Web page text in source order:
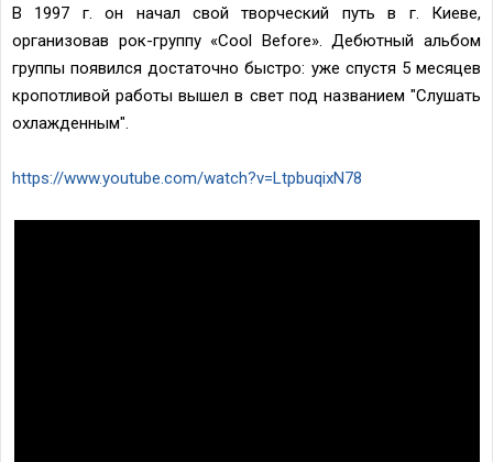
В 1997 г. он начал свой творческий путь в г. Киеве,
организовав poк-группу «Cool Before». Дебютный альбом
группы появился достаточно быстро: уже спустя 5 месяцев
кропотливой работы вышел в свет под названием "Слушать
охлажденным".
https://www.youtube.com/watch?v=LtpbuqixN78